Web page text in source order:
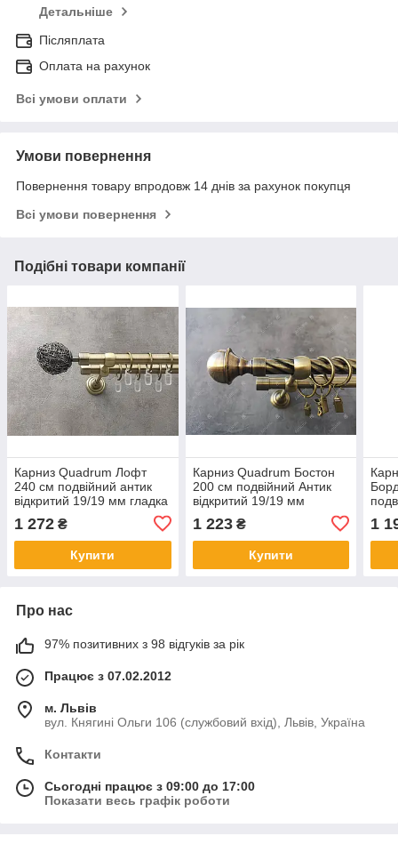
Детальніше
Післяплата
Оплата на рахунок
Всі умови оплати
Умови повернення
Повернення товару впродовж 14 днів за рахунок покупця
Всі умови повернення
Подібні товари компанії
Карниз Quadrum Лофт
240 см подвійний антик
відкритий 19/19 мм гладка
1 272 ₴
Купити
Карниз Quadrum Бостон
200 см подвійний Антик
відкритий 19/19 мм
прищіпками)
1 223₴
Купити
1
Про нас
97% позитивних з 98 відгуків за рік
Працює з 07.02.2012
м. Львів
вул. Княгині Ольги 106 (службовий вхід), Львів, Україна
Контакти
Сьогодні працює з 09:00 до 17:00
Показати весь графік роботи